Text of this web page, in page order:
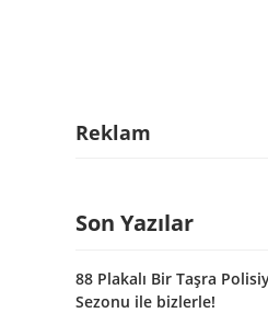
Reklam
Son Yazılar
88 Plakalı Bir Taşra
Sezonu ile bizlerle!